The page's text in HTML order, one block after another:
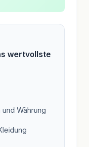
wertvollste
Währung